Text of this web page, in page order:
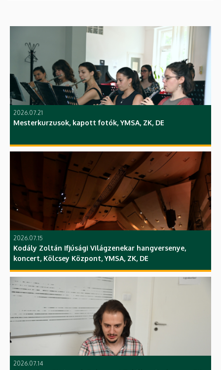
2026.07.21
Mesterkurzusok, kapott fotók, YMSA, ZK, DE
2026.07.15
Kodály Zoltán Ifjúsági Világzenekar hangversenye,
koncert, Kölcsey Központ, YMSA, ZK, DE
2026.07.14